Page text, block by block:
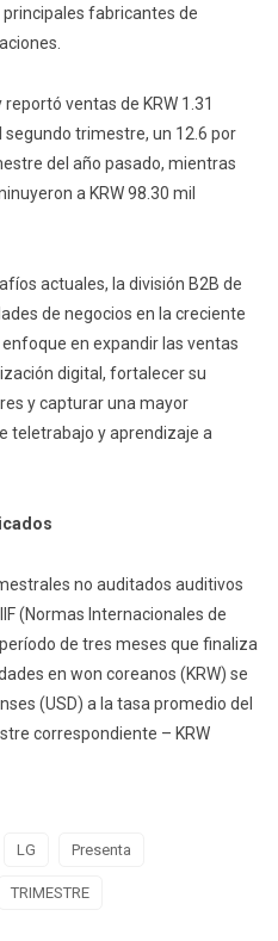
fabricantes de
reportó ventas de KRW 1.31
segundo trimestre, un 12.6 por
del año pasado, mientras
a KRW 98.30 mil
actuales, la división B2B de
de negocios en la creciente
en expandir las ventas
digital, fortalecer su
y capturar una mayor
teletrabajo y aprendizaje a
no auditados auditivos
(Normas Internacionales de
de tres meses que finaliza
en won coreanos (KRW) se
(USD) a la tasa promedio del
correspondiente – KRW
LG Presenta
TRIMESTRE